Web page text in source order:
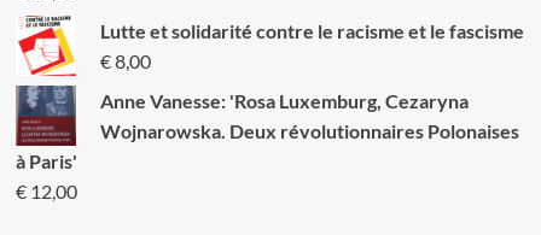
Lutte et solidarité contre le racisme et le fascisme
€8,00
Anne Vanesse: 'Rosa Luxemburg, Cezaryna
Wojnarowska. Deux révolutionnaires Polonaises
à Paris'
€12,00